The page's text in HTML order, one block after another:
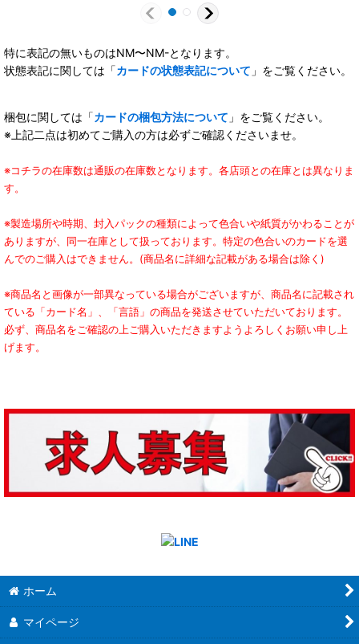
特に表記の無いものはNM〜NM-となります。
状態表記に関しては「カードの状態表記について 」をご覧ください。
梱包に関しては「カードの梱包方法について 」をご覧ください。
※上記二点は初めてご購入の方は必ずご確認くださいませ。
※コチラの在庫数は通販の在庫数となります。各店頭との在庫とは異なりま
す。
※製造場所や時期、封入パックの種類によって色合いや紙質がかわることが
ありますが、同一在庫として扱っております。特定の色合いのカードを選
んでのご購入はできません。(商品名に詳細な記載がある場合は除く)
※商品名と画像が一部異なっている場合がございますが、商品名に記載され
ている「カード名」、「言語」の商品を発送させていただいております。
必ず、商品名をご確認の上ご購入いただきますようよろしくお願い申し上
げます。
ホーム
マイページ